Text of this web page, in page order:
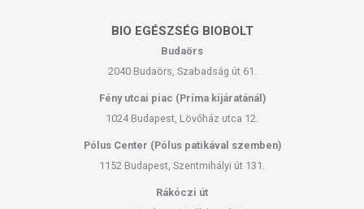
BIO EGÉSZSÉG BIOBOLT
Budaörs
2040 Budaörs, Szabadság út 61.
Fény utcai piac (Príma kijáratánál)
1024 Budapest, Lövőház utca 12.
Pólus Center (Pólus patikával szemben)
1152 Budapest, Szentmihályi út 131.
Rákóczi út